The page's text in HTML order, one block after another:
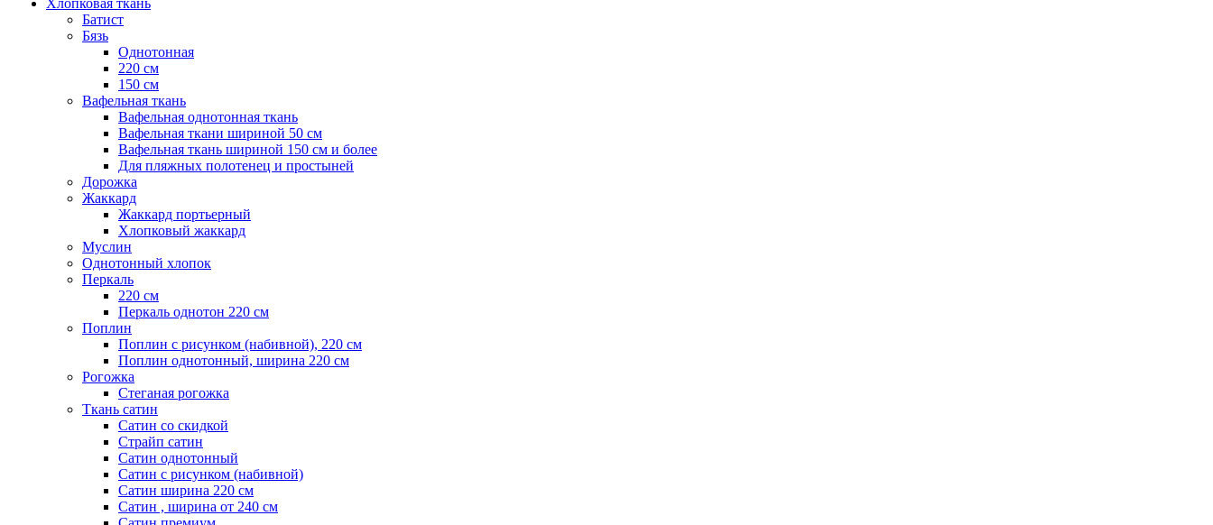
Хлопковая ткань
Батист
Бязь
Однотонная
220 см
150 см
Вафельная ткань
Вафельная однотонная ткань
Вафельная ткани шириной 50 см
Вафельная ткань шириной 150 см и более
Для пляжных полотенец и простыней
Дорожка
Жаккард
Жаккард портьерный
Хлопковый жаккард
Муслин
Однотонный хлопок
Перкаль
220 см
Перкаль однотон 220 см
Поплин
Поплин с рисунком (набивной), 220 см
Поплин однотонный, ширина 220 см
Рогожка
Стеганая рогожка
Ткань сатин
Сатин со скидкой
Страйп сатин
Сатин однотонный
Сатин с рисунком (набивной)
Сатин ширина 220 см
Сатин , ширина от 240 см